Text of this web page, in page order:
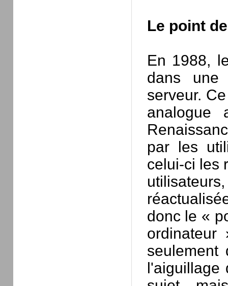
Le point
En 1988,
dans une
serveur.
par les
celui-ci les
donc le «
seulement
l'aiguillage